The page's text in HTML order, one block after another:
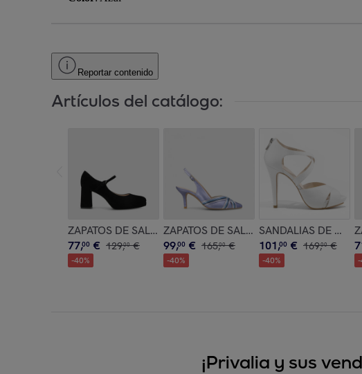
Reportar contenido
Artículos del catálogo:
ZAPATOS DE SALÓN NEGROS DAG3443
77,00 € 129,00 €
-40%
ZAPATOS DE SALÓN MORADOS MUGAN
99,00 € 165,00 €
-40%
SANDALIAS DE
101,00 € 169,00 €
-40% -
¡Privalia y sus